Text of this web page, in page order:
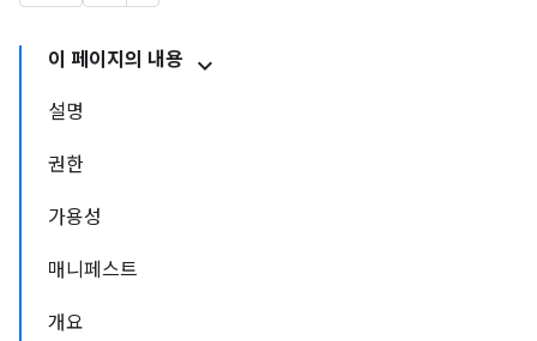
이 페이지의 내용
설명
권한
가용성
매니페스트
개요